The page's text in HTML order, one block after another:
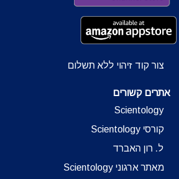
צור קוד זיהוי ללא תשלום
אתרים קשורים
Scientology
קורסי Scientology
ל. רון האברד
מאתר ארגוני Scientology